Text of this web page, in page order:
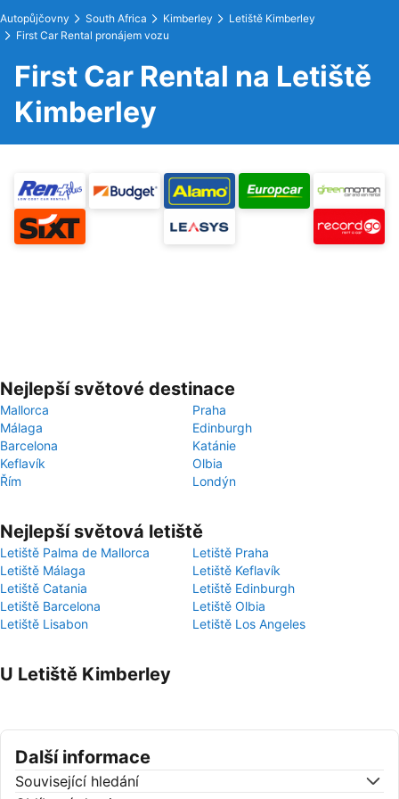
Autopůjčovny South Africa Kimberley
Letiště Kimberley
First Car Rental pronájem vozu
First Car Rental na Letiště
Kimberley
Nejlepší světové destinace
Mallorca
Praha
Málaga
Edinburgh
Barcelona
Katánie
Keflavík
Olbia
Řím
Londýn
Nejlepší světová letiště
Letiště Palma de Mallorca
Letiště Praha
Letiště Málaga
Letiště Keflavík
Letiště Catania
Letiště Edinburgh
Letiště Barcelona
Letiště Olbia
Letiště Lisabon
Letiště Los Angeles
U Letiště Kimberley
Další informace
Související hledání